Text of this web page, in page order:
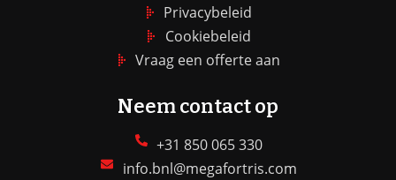
Privacybeleid
Cookiebeleid
Vraag een offerte aan
Neem contact op
+31 850 065 330
info.bnl@megafortris.com